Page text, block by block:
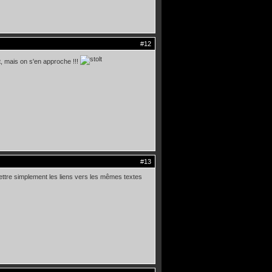
#12
mais on s'en approche !!!
#13
simplement les liens vers les mêmes textes